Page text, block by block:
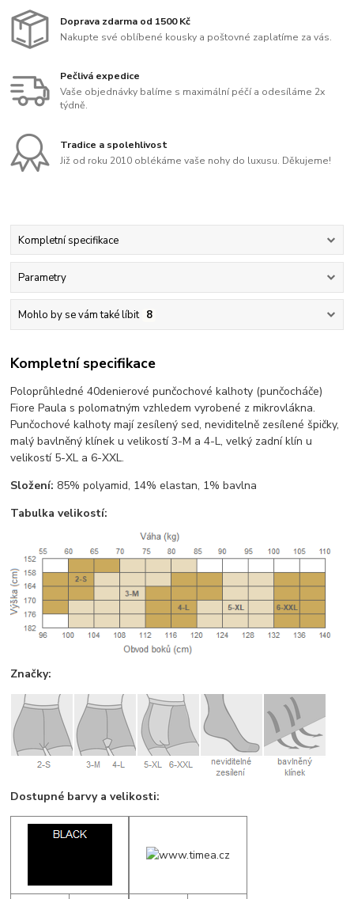
Doprava zdarma od 1500 Kč
Nakupte své oblíbené kousky a poštovné zaplatíme za vás.
Pečlivá expedice
Vaše objednávky balíme s maximální péčí a odesíláme 2x
týdně.
Tradice a spolehlivost
Již od roku 2010 oblékáme vaše nohy do luxusu. Děkujeme!
Kompletní specifikace
Parametry
Mohlo by se vám také líbit 8
Kompletní specifikace
Poloprůhledné 40denierové punčochové kalhoty (punčocháče)
Fiore Paula s polomatným vzhledem vyrobené z mikrovlákna.
Punčochové kalhoty mají zesílený sed, neviditelně zesílené špičky,
malý bavlněný klínek u velikostí 3-M a 4-L, velký zadní klín u
velikostí 5-XL a 6-XXL.
Složení: 85% polyamid, 14% elastan, 1% bavlna
Tabulka velikostí:
Značky:
Dostupné barvy a velikosti: